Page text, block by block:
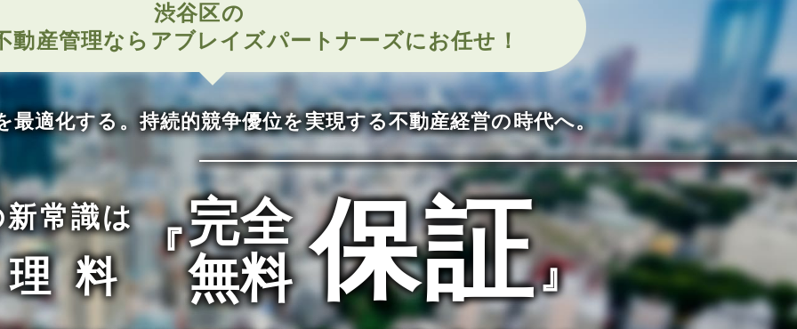
渋谷区の
動産管理なら アブレイズパートナーズにお任せ！
最適化する。持続的競争優位を実現する不動産経営の時代へ。
常識は
料
『完全
無料 保証』